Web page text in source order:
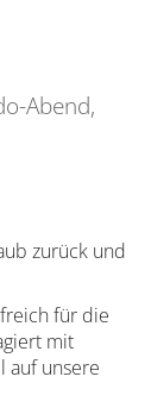
Abend,
zurück und
für die
mit
auf unsere